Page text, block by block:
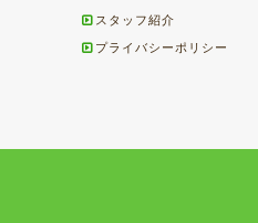
スタッフ紹介
プライバシーポリシー